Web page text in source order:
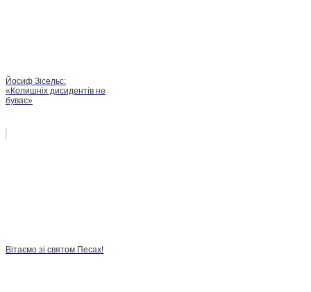
Йосиф Зісельс:
«Колишніх дисидентів не
буває»
Вітаємо зі святом Песах!